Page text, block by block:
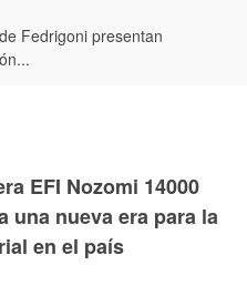
Fedrigoni presentan
EFI Nozomi 14000
una nueva era para la
en el país